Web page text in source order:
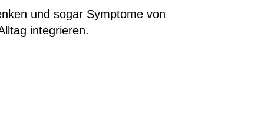
und sogar Symptome von
integrieren.